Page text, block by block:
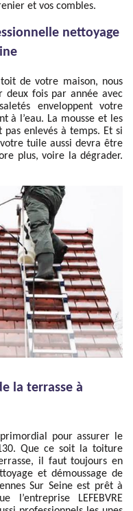
et vos combles.
nettoyage
de votre maison, nous
deux fois par année avec
enveloppent votre
à l’eau. La mousse et les
pas enlevés à temps. Et si
tuile aussi devra être
plus, voire la dégrader.
la terrasse à
pour assurer le
Que ce soit la toiture
il faut toujours en
et démoussage de
Sur Seine est prêt à
LEFEBVRE